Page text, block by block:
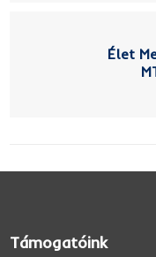
Élet
Támogatóink